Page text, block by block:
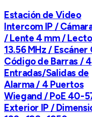
Estación de Video
Intercom IP /
/ Lente 4 mm /
13.56 MHz / Escáner
Código de Barras / 4
Entradas/Salidas de
Alarma / 4 Puertos
Wiegand / PoE 40-
Exterior IP /